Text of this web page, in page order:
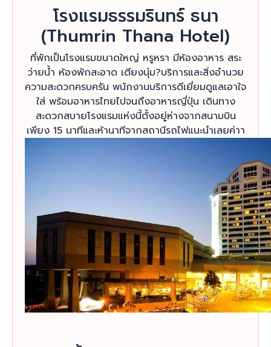
โรงแรมธรรมรินทร์ ธนา
(Thumrin Thana Hotel)
ที่พักเป็นโรงแรมขนาดใหญ่ หรูหรา มีห้องอาหาร สระ
ว่ายน้ำ ห้องพักสะอาด เตียงนุ่ม?บริการและสิ่งอำนวย
ความสะดวกครบครัน พนักงานบริการดีเยี่ยมดูแลเอาใจ
ใส่ พร้อมอาหารไทยไปจนถึงอาหารญี่ปุ่น เดินทาง
สะดวกสบายโรงแรมแห่งนี้ตั้งอยู่ห่างจากสนามบิน
เพียง 15 นาทีและห้านาทีจากสถานีรถไฟแนะนำเลยค่าา